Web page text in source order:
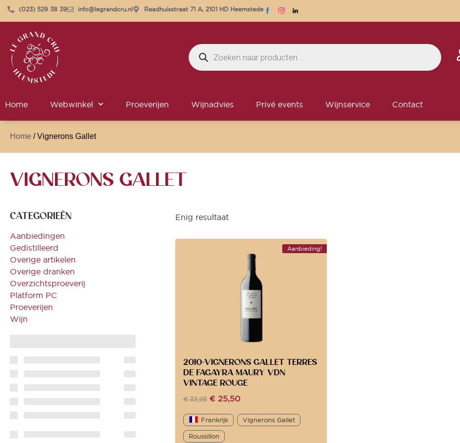
(023) 529 38 39 info@legrandcru.nl Raadhuisstraat 71 A, 2101 HD Heemstede
Home Webwinkel Proeverijen Wijnadvies Privé events Wijnservice Contact
Home / Vignerons Gallet
VIGNERONS GALLET
CATEGORIEËN
Aanbiedingen
Gedistilleerd
Overige artikelen
Overige dranken
Overzichtsproeverij
Platform PC
Proeverijen
Wijn
Enig resultaat
Aanbieding!
2010-VIGNERONS GALLET TERRES
DE FAGAYRA MAURY VDN
VINTAGE ROUGE
€33,95 €25,50
Frankrijk Vignerons Gallet
Roussillon